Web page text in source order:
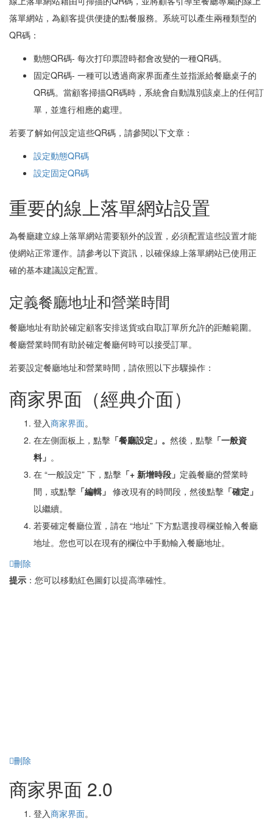
落單網站，為顧客提供便捷的點餐服務。系統可以產生兩種類型的
QR碼：
動態QR碼- 每次打印票證時都會改變的一種QR碼。
固定QR碼- 一種可以透過商家界面產生並指派給餐廳桌子的
QR碼。當顧客掃描QR碼時，系統會自動識別該桌上的任何訂
單，並進行相應的處理。
若要了解如何設定這些QR碼，請參閱以下文章：
設定動態QR碼
設定固定QR碼
重要的線上落單網站設置
為餐廳建立線上落單網站需要額外的設置，必須配置這些設置才能
使網站正常運作。請參考以下資訊，以確保線上落單網站已使用正
確的基本建議設定配置。
定義餐廳地址和營業時間
餐廳地址有助於確定顧客安排送貨或自取訂單所允許的距離範圍。
餐廳營業時間有助於確定餐廳何時可以接受訂單。
若要設定餐廳地址和營業時間，請依照以下步驟操作：
商家界面（經典介面）
登入商家界面。
在左側面板上，點擊 「餐廳設定」。 然後，點擊 「一般資
料」 。
在 “一般設定” 下，點擊 「+ 新增時段」 定義餐廳的營業時
間，或點擊 「編輯」 修改現有的時間段，然後點擊 「確定」
以繼續。
若要確定餐廳位置，請在 “地址” 下方點選搜尋欄並輸入餐廳
地址。您也可以在現有的欄位中手動輸入餐廳地址。
刪除
提示 ：您可以移動紅色圖釘以提高準確性。
刪除
商家界面 2.0
登入商家界面。